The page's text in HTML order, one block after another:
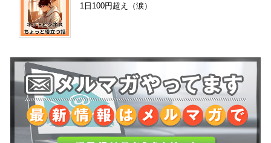
1日100円超え（涙）